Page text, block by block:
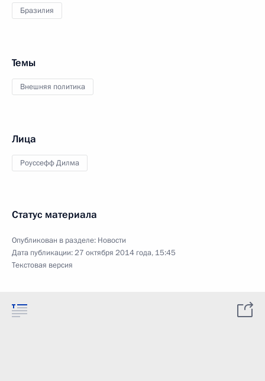
Бразилия
Темы
Внешняя политика
Лица
Роуссефф Дилма
Статус материала
Опубликован в разделе: Новости
Дата публикации:27 октября 2014 года, 15:45
Текстовая версия